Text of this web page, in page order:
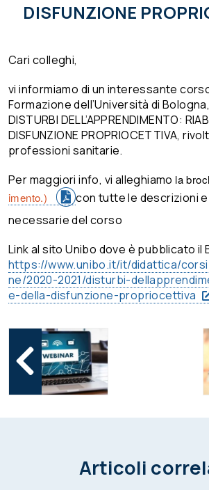
DISFUNZIONE
Cari colleghi,
vi informiamo di un interessante
Formazione dell’Università di
DISTURBI DELL’APPRENDIMENTO:
DISFUNZIONE PROPRIOCETTIVA,
professioni sanitarie.
Per maggiori info, vi alleghiamo la
imento.)
con tutte le descrizioni
necessarie del corso
Link al sito Unibo dove è pubblicato il
https://www.unibo.it/it/didattica/
ne/2020-2021/disturbi-
e-della-disfunzione-propriocettiva
Articoli